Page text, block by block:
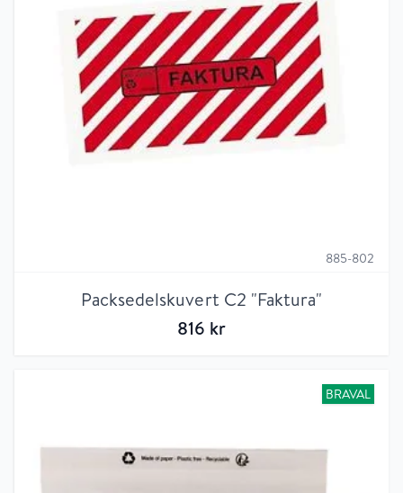
885-802
Packsedelskuvert C2 "Faktura"
816 kr
BRAVAL